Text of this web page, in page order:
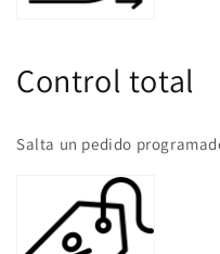
Control total
Salta un pedido